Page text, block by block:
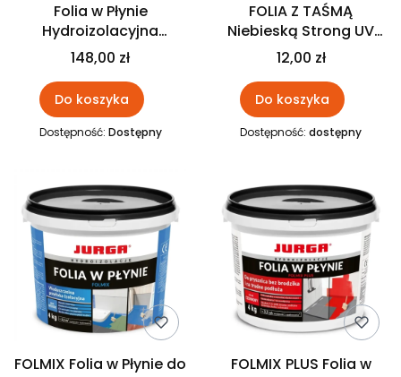
Folia w Płynie
Hydroizolacyjna
Niebieska 12KG
GREKODEK
148,00 zł
Do koszyka
Dostępność: Dostępny
FOLIA Z TAŚMĄ
Niebieską Strong UV
SOLID
12,00 zł
Do koszyka
Dostępność: dostępny
FOLMIX Folia w Płynie do
FOLMIX PLUS Folia w